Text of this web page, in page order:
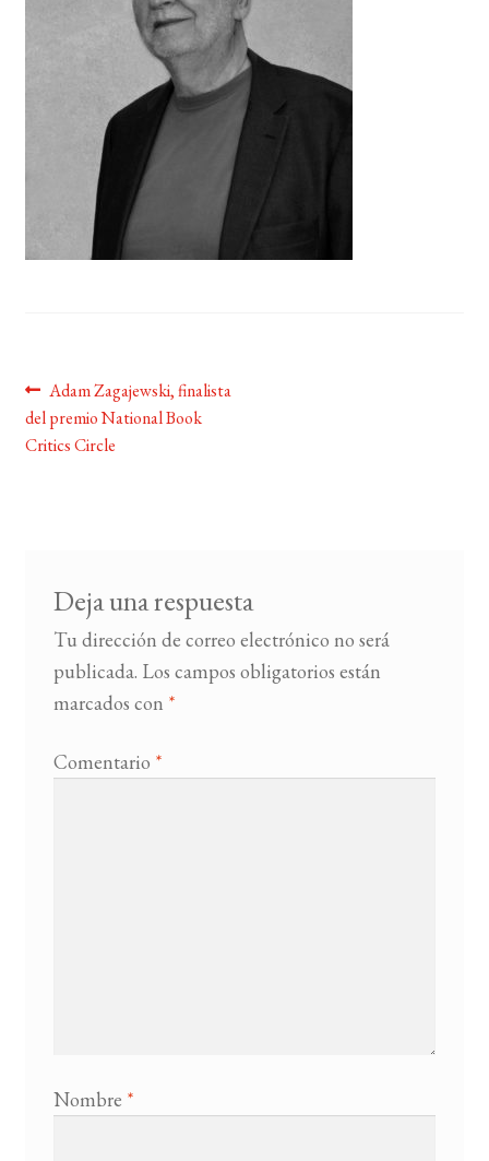
BUSCAR
LISTA DE LIBROS
Navegación
de
Anterior:
Adam Zagajewski, finalista
del premio National Book
Critics Circle
Deja una respuesta
Tu dirección de correo electrónico no será
publicada. Los campos obligatorios están
marcados con *
Comentario *
Nombre *